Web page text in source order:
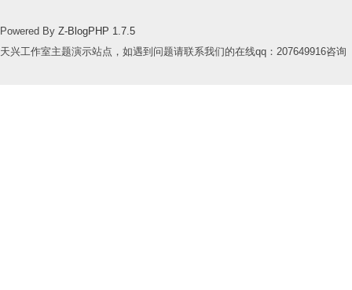
Powered By Z-BlogPHP 1.7.5
天兴工作室主题演示站点，如遇到问题请联系我们的在线qq：207649916咨询